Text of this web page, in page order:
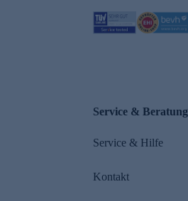
Service & Beratung
Service & Hilfe
Kontakt